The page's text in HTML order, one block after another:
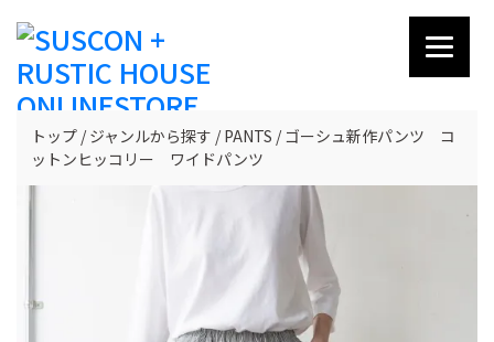
トップ ジャンルから探す PANTS
ゴーシュ新作パンツ コ
ットンヒッコリー ワイドパンツ